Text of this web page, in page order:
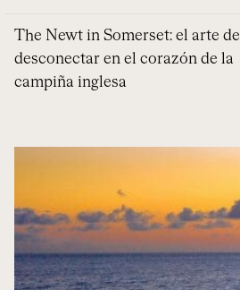
The Newt in Somerset: el arte de
desconectar en el corazón de la
campiña inglesa